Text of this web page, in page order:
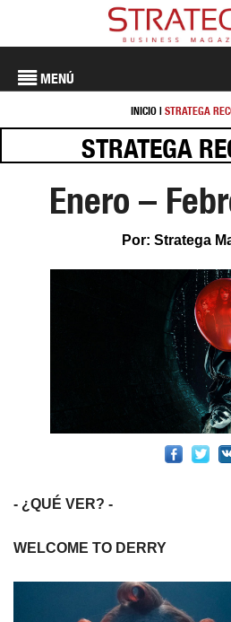
MENÚ
INICIO| STRATEGA
STRATEGA
Enero –
Por: Stratega
- ¿QUÉ VER? -
WELCOME TO DERRY